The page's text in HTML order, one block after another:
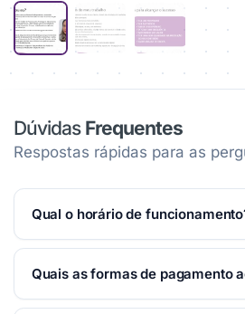
Dúvidas Frequentes
Respostas rápidas para as
Qual o horário de
Atendemos Segunda a Sexta das
Quais as formas de pagamento